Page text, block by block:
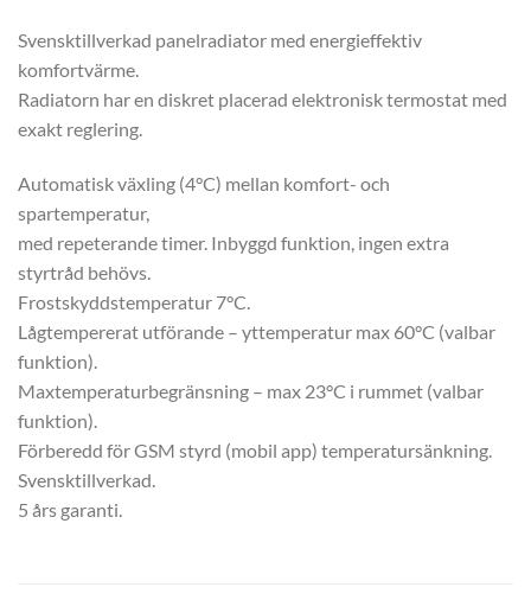
Svensktillverkad panelradiator med energieffektiv
komfortvärme.
Radiatorn har en diskret placerad elektronisk termostat med
exakt reglering.
Automatisk växling (4°C) mellan komfort- och
spartemperatur,
med repeterande timer. Inbyggd funktion, ingen extra
styrtråd behövs.
Frostskyddstemperatur 7°C.
Lågtempererat utförande – yttemperatur max 60°C (valbar
funktion).
Maxtemperaturbegränsning – max 23°C i rummet (valbar
funktion).
Förberedd för GSM styrd (mobil app) temperatursänkning.
Svensktillverkad.
5 års garanti.